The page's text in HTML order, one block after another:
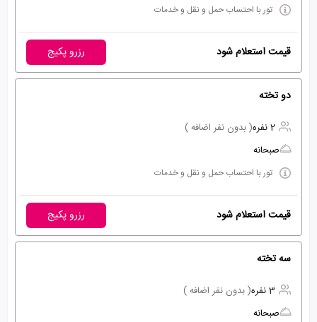
تور با احتساب حمل و نقل و خدمات
قیمت استعلام شود رزرو پکیج
دو تخته
2 نفره
( بدون نفر اضافه )
صبحانه
تور با احتساب حمل و نقل و خدمات
قیمت استعلام شود رزرو پکیج
سه تخته
3 نفره
( بدون نفر اضافه )
صبحانه